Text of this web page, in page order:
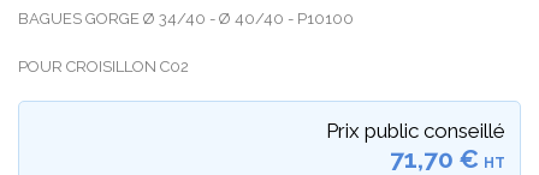
BAGUES GORGE Ø 34/40 - Ø 40/40 - P10100
POUR CROISILLON C02
Prix public conseillé
71,70 € HT